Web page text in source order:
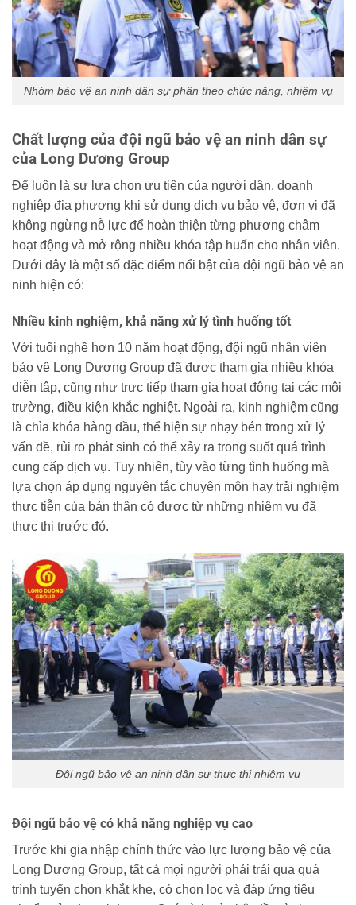
Nhóm bảo vệ an ninh dân sự phân theo chức năng, nhiệm vụ
Chất lượng của đội ngũ bảo vệ an ninh dân sự
của Long Dương Group
Để luôn là sự lựa chọn ưu tiên của người dân, doanh
nghiệp địa phương khi sử dụng dịch vụ bảo vệ, đơn vị đã
không ngừng nỗ lực để hoàn thiện từng phương châm
hoạt động và mở rộng nhiều khóa tập huấn cho nhân viên.
Dưới đây là một số đặc điểm nổi bật của đội ngũ bảo vệ an
ninh hiện có:
Nhiều kinh nghiệm, khả năng xử lý tình huống tốt
Với tuổi nghề hơn 10 năm hoạt động, đội ngũ nhân viên
bảo vệ Long Dương Group đã được tham gia nhiều khóa
diễn tập, cũng như trực tiếp tham gia hoạt động tại các môi
trường, điều kiện khắc nghiệt. Ngoài ra, kinh nghiệm cũng
là chìa khóa hàng đầu, thể hiện sự nhạy bén trong xử lý
vấn đề, rủi ro phát sinh có thể xảy ra trong suốt quá trình
cung cấp dịch vụ. Tuy nhiên, tùy vào từng tình huống mà
lựa chọn áp dụng nguyên tắc chuyên môn hay trải nghiệm
thực tiễn của bản thân có được từ những nhiệm vụ đã
thực thi trước đó.
Đội ngũ bảo vệ an ninh dân sự thực thi nhiệm vụ
Đội ngũ bảo vệ có khả năng nghiệp vụ cao
Trước khi gia nhập chính thức vào lực lượng bảo vệ của
Long Dương Group, tất cả mọi người phải trải qua quá
trình tuyển chọn khắt khe, có chọn lọc và đáp ứng tiêu